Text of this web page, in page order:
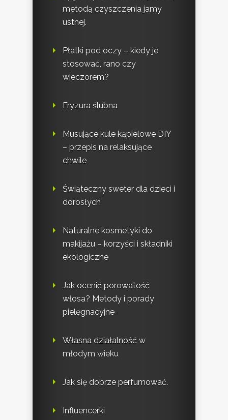
metodą czyszczenia jamy
ustnej.
Płatki pod oczy – kiedy je
stosować, rano czy
wieczorem?
Fryzura ślubna
Musujące kule kąpielowe DIY
– przepis na relaksujące
chwile
Świąteczny sweter dla dzieci i
dorosłych
Naturalne kosmetyki do
makijażu – korzyści i składniki
ekologiczne
Jak ocenić porowatość
włosa? Metody i porady
pielęgnacyjne
Własna działalność w
młodym wieku
Jak się dobrze perfumować.
Influencerki